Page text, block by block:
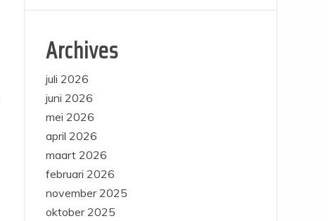
Archives
juli 2026
juni 2026
mei 2026
april 2026
maart 2026
februari 2026
november 2025
oktober 2025